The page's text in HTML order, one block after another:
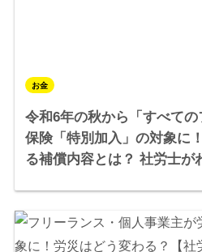
お金
令和6年の秋から「すべて
保険「特別加入」の対象に
る補償内容とは？ 社労士が